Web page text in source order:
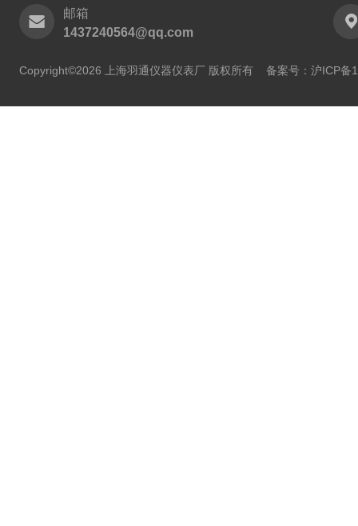
邮箱
1437240564@qq.com
Copyright©2026 上海羽通仪器仪表厂 版权所有 备案号：沪ICP备